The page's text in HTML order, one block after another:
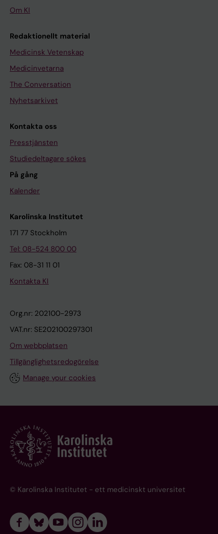
Om KI
Redaktionellt material
Medicinsk Vetenskap
Medicinvetarna
The Conversation
Nyhetsarkivet
Kontakta oss
Presstjänsten
Studiedeltagare sökes
På gång
Kalender
Karolinska Institutet
171 77 Stockholm
Tel: 08-524 800 00
Fax: 08-31 11 01
Kontakta KI
Org.nr: 202100-2973
VAT.nr: SE202100297301
Om webbplatsen
Tillgänglighetsredogörelse
Manage your cookies
© Karolinska Institutet - ett medicinskt universitet